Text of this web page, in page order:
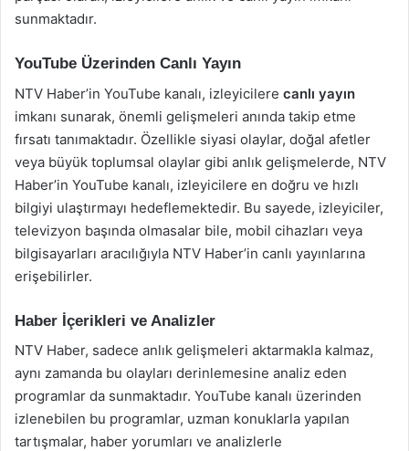
sunmaktadır.
YouTube Üzerinden Canlı Yayın
NTV Haber’in YouTube kanalı, izleyicilere canlı yayın
imkanı sunarak, önemli gelişmeleri anında takip etme
fırsatı tanımaktadır. Özellikle siyasi olaylar, doğal afetler
veya büyük toplumsal olaylar gibi anlık gelişmelerde, NTV
Haber’in YouTube kanalı, izleyicilere en doğru ve hızlı
bilgiyi ulaştırmayı hedeflemektedir. Bu sayede, izleyiciler,
televizyon başında olmasalar bile, mobil cihazları veya
bilgisayarları aracılığıyla NTV Haber’in canlı yayınlarına
erişebilirler.
Haber İçerikleri ve Analizler
NTV Haber, sadece anlık gelişmeleri aktarmakla kalmaz,
aynı zamanda bu olayları derinlemesine analiz eden
programlar da sunmaktadır. YouTube kanalı üzerinden
izlenebilen bu programlar, uzman konuklarla yapılan
tartışmalar, haber yorumları ve analizlerle